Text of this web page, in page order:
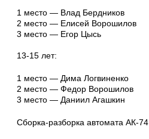
1 место — Влад Бердников
2 место — Елисей Ворошилов
3 место — Егор Цысь
13-15 лет:
1 место — Дима Логвиненко
2 место — Федор Ворошилов
3 место — Даниил Агашкин
Сборка-разборка автомата АК-74